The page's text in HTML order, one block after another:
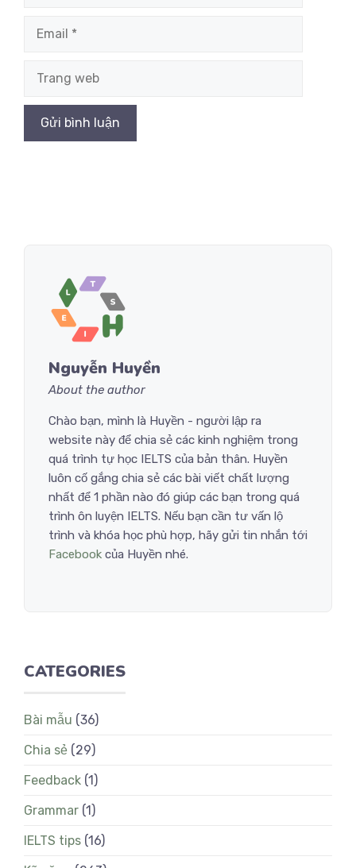
Email
Trang
Nguyễn Huyền
About the author
Chào bạn, mình là Huyền - người lập ra
website này để chia sẻ các kinh nghiệm trong
quá trình tự học IELTS của bản thân. Huyền
luôn cố gắng chia sẻ các bài viết chất lượng
nhất để 1 phần nào đó giúp các bạn trong quá
trình ôn luyện IELTS. Nếu bạn cần tư vấn lộ
trình và khóa học phù hợp, hãy gửi tin nhắn tới
Facebook của Huyền nhé.
CATEGORIES
Bài mẫu (36)
Chia sẻ (29)
Feedback (1)
Grammar (1)
IELTS tips (16)